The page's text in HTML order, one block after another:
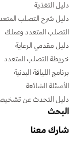
دليل التغذية
دليل شرح التصلب
التصلب المتعدد وعملك
دليل مقدمي الرعاية
خريطة التصلب المتعدد
برنامج اللياقة البدنية
الأسئلة الشائعة
دليل التحدث عن
البحث
شارك معنا